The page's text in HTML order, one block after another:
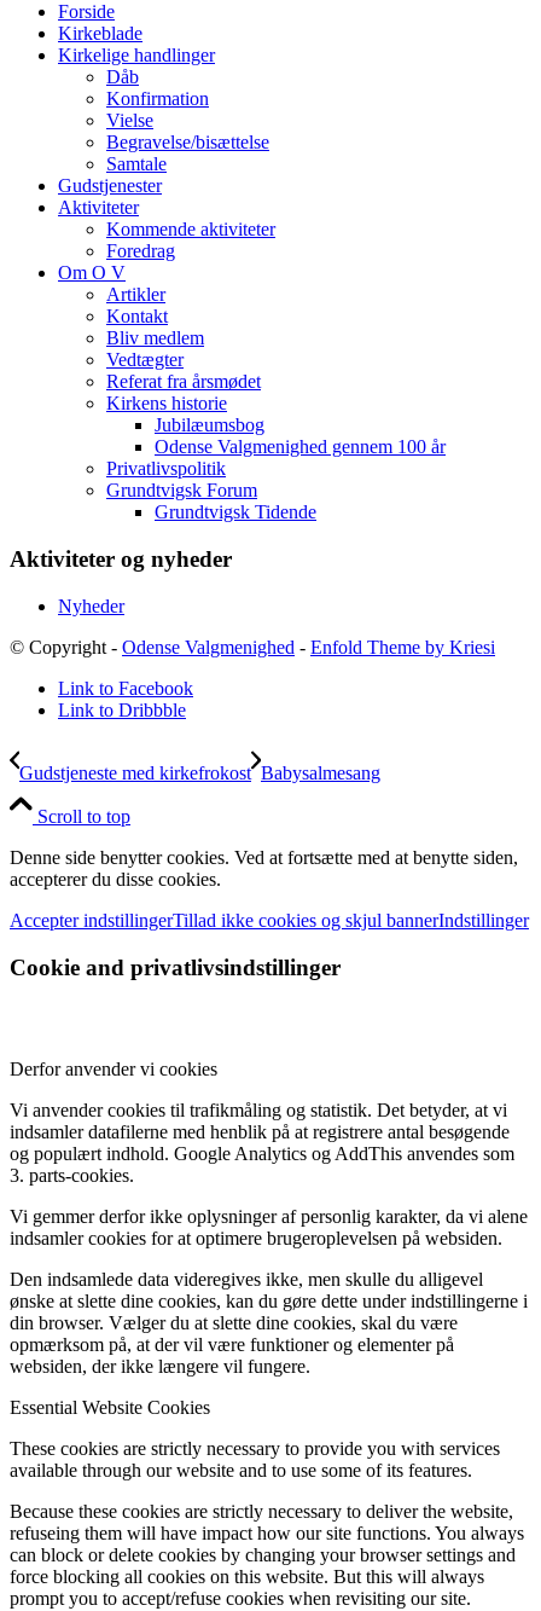
Forside
Kirkeblade
Kirkelige handlinger
Dåb
Konfirmation
Vielse
Begravelse/bisættelse
Samtale
Gudstjenester
Aktiviteter
Kommende aktiviteter
Foredrag
Om O V
Artikler
Kontakt
Bliv medlem
Vedtægter
Referat fra årsmødet
Kirkens historie
Jubilæumsbog
Odense Valgmenighed gennem 100 år
Privatlivspolitik
Grundtvigsk Forum
Grundtvigsk Tidende
Aktiviteter og nyheder
Nyheder
© Copyright - Odense Valgmenighed - Enfold Theme by Kriesi
Link to Facebook
Link to Dribbble
Gudstjeneste med kirkefrokost Babysalmesang
Scroll to top
Denne side benytter cookies. Ved at fortsætte med at benytte siden,
accepterer du disse cookies.
Accepter indstillingerTillad ikke cookies og skjul bannerIndstillinger
Cookie and privatlivsindstillinger
Derfor anvender vi cookies
Vi anvender cookies til trafikmåling og statistik. Det betyder, at vi
indsamler datafilerne med henblik på at registrere antal besøgende
og populært indhold. Google Analytics og AddThis anvendes som
3. parts-cookies.
Vi gemmer derfor ikke oplysninger af personlig karakter, da vi alene
indsamler cookies for at optimere brugeroplevelsen på websiden.
Den indsamlede data videregives ikke, men skulle du alligevel
ønske at slette dine cookies, kan du gøre dette under indstillingerne i
din browser. Vælger du at slette dine cookies, skal du være
opmærksom på, at der vil være funktioner og elementer på
websiden, der ikke længere vil fungere.
Essential Website Cookies
These cookies are strictly necessary to provide you with services
available through our website and to use some of its features.
Because these cookies are strictly necessary to deliver the website,
refuseing them will have impact how our site functions. You always
can block or delete cookies by changing your browser settings and
force blocking all cookies on this website. But this will always
prompt you to accept/refuse cookies when revisiting our site.